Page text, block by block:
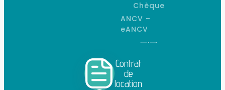
Chèque
ANCV –
eANCV
Contrat
de
location